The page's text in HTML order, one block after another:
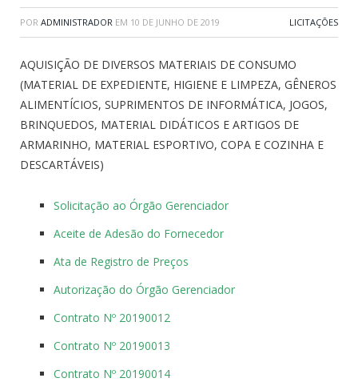
POR ADMINISTRADOR EM 10 DE JUNHO DE 2019 LICITAÇÕES
AQUISIÇÃO DE DIVERSOS MATERIAIS DE CONSUMO
(MATERIAL DE EXPEDIENTE, HIGIENE E LIMPEZA, GÊNEROS
ALIMENTÍCIOS, SUPRIMENTOS DE INFORMÁTICA, JOGOS,
BRINQUEDOS, MATERIAL DIDÁTICOS E ARTIGOS DE
ARMARINHO, MATERIAL ESPORTIVO, COPA E COZINHA E
DESCARTÁVEIS)
Solicitação ao Órgão Gerenciador
Aceite de Adesão do Fornecedor
Ata de Registro de Preços
Autorização do Órgão Gerenciador
Contrato Nº 20190012
Contrato Nº 20190013
Contrato Nº 20190014